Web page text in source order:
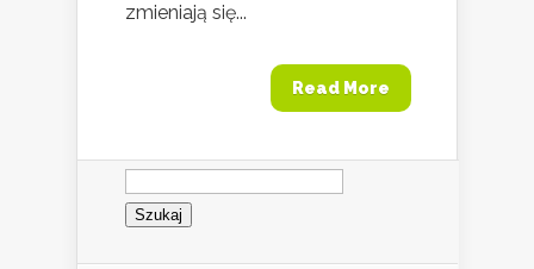
zmieniają się...
Read More
Szukaj: